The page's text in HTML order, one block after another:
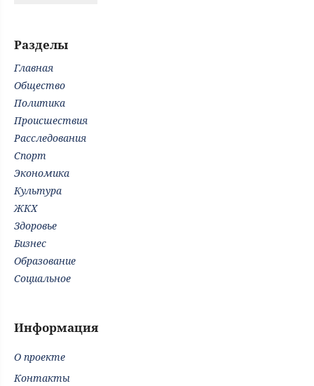
Разделы
Главная
Общество
Политика
Происшествия
Расследования
Спорт
Экономика
Культура
ЖКХ
Здоровье
Бизнес
Образование
Социальное
Информация
О проекте
Контакты